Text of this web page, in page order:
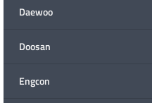
Daewoo
Doosan
Engcon